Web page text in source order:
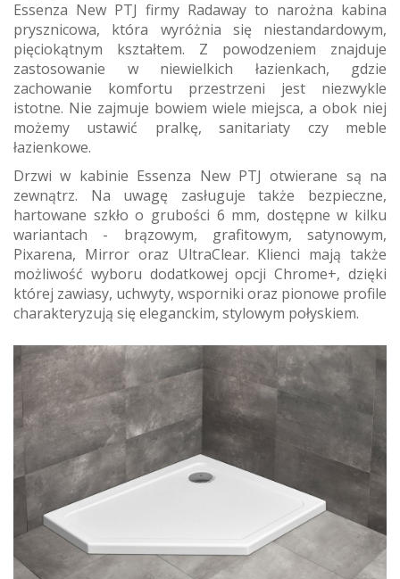
Essenza New PTJ firmy Radaway to narożna kabina
prysznicowa, która wyróżnia się niestandardowym,
pięciokątnym kształtem. Z powodzeniem znajduje
zastosowanie w niewielkich łazienkach, gdzie
zachowanie komfortu przestrzeni jest niezwykle
istotne. Nie zajmuje bowiem wiele miejsca, a obok niej
możemy ustawić pralkę, sanitariaty czy meble
łazienkowe.
Drzwi w kabinie Essenza New PTJ otwierane są na
zewnątrz. Na uwagę zasługuje także bezpieczne,
hartowane szkło o grubości 6 mm, dostępne w kilku
wariantach - brązowym, grafitowym, satynowym,
Pixarena, Mirror oraz UltraClear. Klienci mają także
możliwość wyboru dodatkowej opcji Chrome+, dzięki
której zawiasy, uchwyty, wsporniki oraz pionowe profile
charakteryzują się eleganckim, stylowym połyskiem.